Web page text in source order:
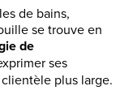
de bains,
se trouve en
de
ses
plus large.